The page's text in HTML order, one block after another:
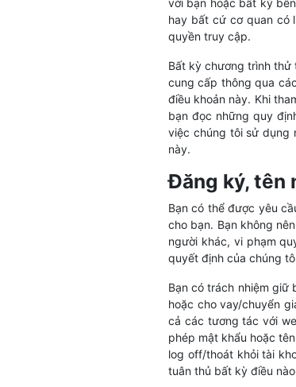
với bạn hoặc bất kỳ
hay bất cứ cơ quan có
quyền truy cập.
Bất kỳ chương trình thử
cung cấp thông qua
điều khoản này. Khi
bạn đọc những quy
việc chúng tôi sử dụng
này.
Đăng ký, tên
Bạn có thể được yêu
cho bạn. Bạn không
người khác, vi phạm
quyết định của chúng
Bạn có trách nhiệm giữ
hoặc cho vay/chuyển
cả các tương tác với
phép mật khẩu hoặc
log off/thoát khỏi tài
tuân thủ bất kỳ điều